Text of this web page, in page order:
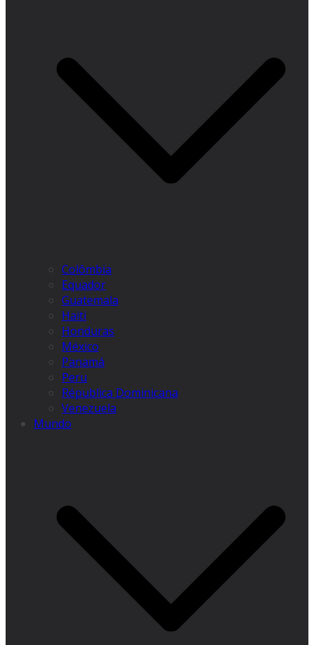
Colômbia
Equador
Guatemala
Haiti
Honduras
México
Panamá
Peru
Républica Dominicana
Venezuela
Mundo